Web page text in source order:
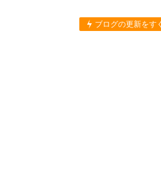
ブログの更新をす